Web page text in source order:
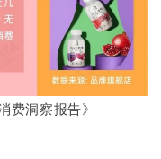
费洞察报告》